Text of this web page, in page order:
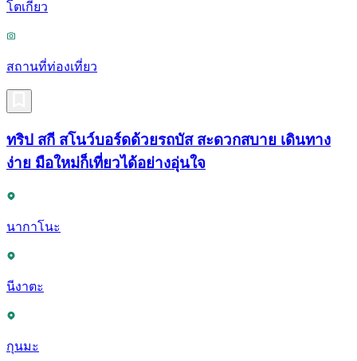
โตเกียว
สถานที่ท่องเที่ยว
ทริป สกี สโนว์บอร์ดด้วยรถบัส สะดวกสบาย เดินทาง
ง่าย มือใหม่ก็เที่ยวได้อย่างอุ่นใจ
นากาโนะ
นีงาตะ
กุนมะ